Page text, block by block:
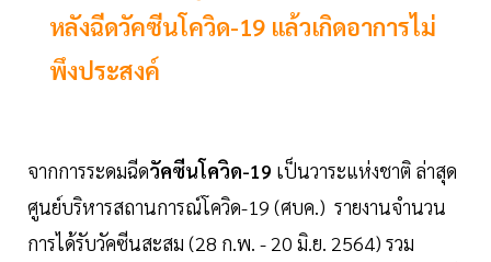
หลังฉีดวัคซีนโควิด-19 แล้วเกิดอาการไม่
พึงประสงค์
จากการระดมฉีดวัคซีนโควิด-19 เป็นวาระแห่งชาติ ล่าสุด
ศูนย์บริหารสถานการณ์โควิด-19 (ศบค.) รายงานจำนวน
การได้รับวัคซีนสะสม (28 ก.พ. - 20 มิ.ย. 2564) รวม